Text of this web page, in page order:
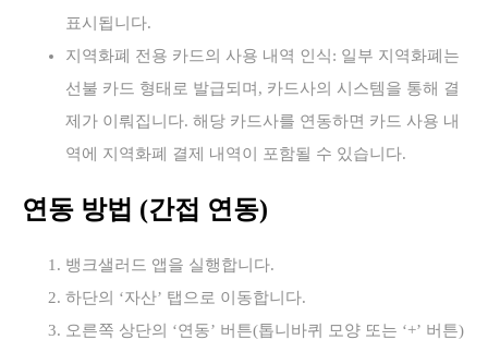
표시됩니다.
지역화폐 전용 카드의 사용 내역 인식: 일부 지역화폐는
선불 카드 형태로 발급되며, 카드사의 시스템을 통해 결
제가 이뤄집니다. 해당 카드사를 연동하면 카드 사용 내
역에 지역화폐 결제 내역이 포함될 수 있습니다.
연동 방법 (간접 연동)
뱅크샐러드 앱을 실행합니다.
하단의 ‘자산’ 탭으로 이동합니다.
오른쪽 상단의 ‘연동’ 버튼(톱니바퀴 모양 또는 ‘+’ 버튼)